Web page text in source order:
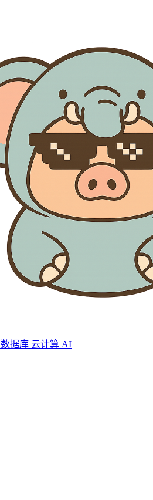
数据库 云计算 AI